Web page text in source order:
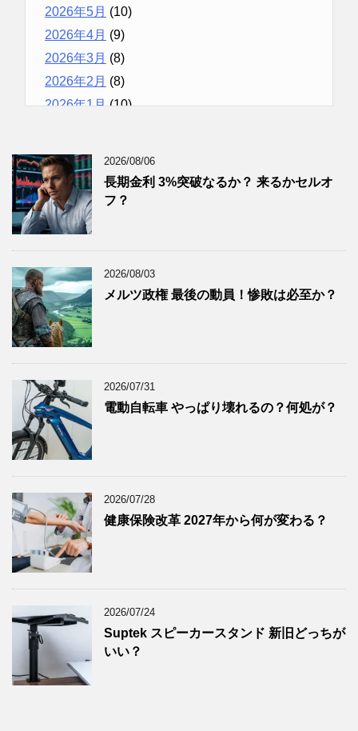
2026年5月 (10)
2026年4月 (9)
2026年3月 (8)
2026年2月 (8)
2026年1月(10)
2025年10月(10)
2025年9月(9)
2025年8月
2025年6月(9)
2025年5月
(8)
2025年4月
2025年3月
2025年1月(8)
2024年12月(8)
2024年11月
2024年10月
2024年9月(9)
2024年8月(9)
2024年7月(9)
2024年6月
2024年5月
2024年4月(8)
2024年3月(8)
2024年2月(8)
2024年1月 (7)
2023年12月
2026/08/06
長期金利 3%突破なるか？ 来るかセルオ
フ？
2026/08/03
メルツ政権 最後の動員！惨敗は必至か？
2026/07/31
電動自転車 やっぱり壊れるの？何処が？
2026/07/28
健康保険改革 2027年から何が変わる？
2026/07/24
Suptek スピーカースタンド 新旧どっちが
いい？